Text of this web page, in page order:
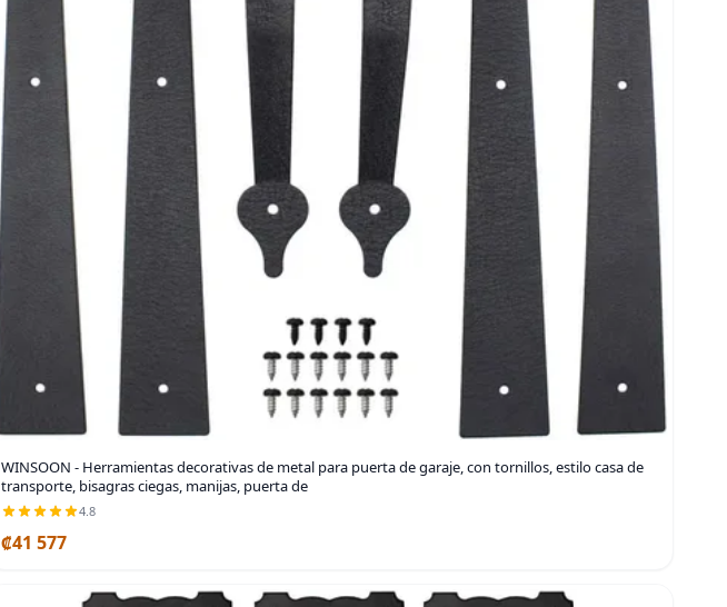
WINSOON - Herramientas decorativas de metal para puerta de garaje, con tornillos, estilo casa de
transporte, bisagras ciegas, manijas, puerta de
4.8
₡41 577